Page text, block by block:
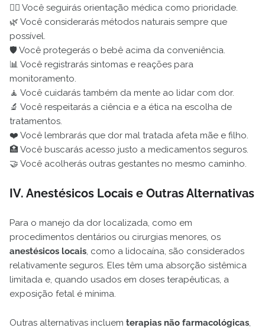
👩‍⚕️ Você seguirás orientação médica como prioridade.
🌿 Você considerarás métodos naturais sempre que
possível.
🛡️ Você protegerás o bebê acima da conveniência.
📊 Você registrarás sintomas e reações para
monitoramento.
🧘 Você cuidarás também da mente ao lidar com dor.
🔬 Você respeitarás a ciência e a ética na escolha de
tratamentos.
❤️ Você lembrarás que dor mal tratada afeta mãe e filho.
🏥 Você buscarás acesso justo a medicamentos seguros.
🤝 Você acolherás outras gestantes no mesmo caminho.
IV. Anestésicos Locais e Outras Alternativas
Para o manejo da dor localizada, como em
procedimentos dentários ou cirurgias menores, os
anestésicos locais, como a lidocaína, são considerados
relativamente seguros. Eles têm uma absorção sistêmica
limitada e, quando usados em doses terapêuticas, a
exposição fetal é mínima.
Outras alternativas incluem terapias não farmacológicas,